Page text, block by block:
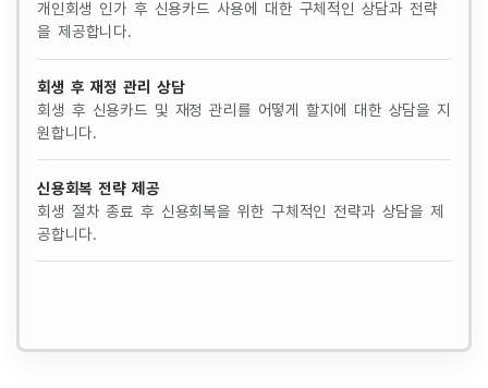
개인회생 인가 후 신용카드 사용에 대한 구체적인 상담과 전략
을 제공합니다.
회생 후 재정 관리 상담
회생 후 신용카드 및 재정 관리를 어떻게 할지에 대한 상담을 지
원합니다.
신용회복 전략 제공
회생 절차 종료 후 신용회복을 위한 구체적인 전략과 상담을 제
공합니다.